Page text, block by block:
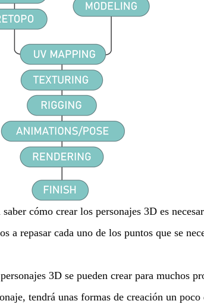
saber cómo crear los personajes 3D es
a repasar cada uno de los puntos que se
3D se pueden crear para muchos
tendrá unas formas de creación un